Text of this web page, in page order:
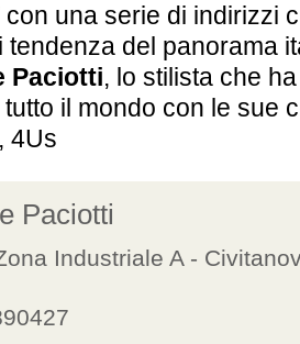
una serie di indirizzi
tendenza del panorama
Paciotti, lo stilista che
il mondo con le sue
4Us
Paciotti
Industriale A -